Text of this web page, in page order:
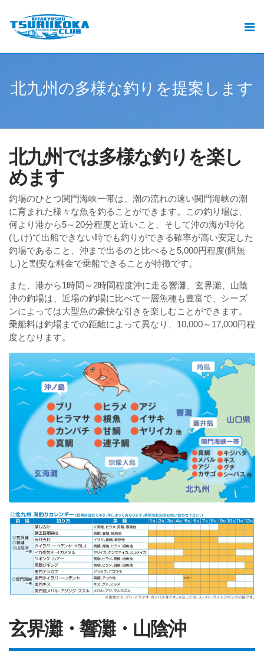
.
北九州 の多様な釣 り を提案 し ま す
北九州では多様な釣りを楽し
めます
釣場のひとつ関門海峡一帯は、潮の流れの速い関門海峡の潮
に育まれた様々な魚を釣ることができます。この釣り場は、
何より港から5～20分程度と近いこと、そして沖の海が時化
(しけ)て出船できない時でも釣りができる確率が高い安定した
釣場であること、沖まで出るのと比べると5,000円程度(餌無
し)と割安な料金で乗船できることが特徴です。
また、港から1時間～2時間程度沖に走る響灘、玄界灘、山陰
沖の釣場は、近場の釣場に比べて一層魚種も豊富で、シーズ
ンによっては大型魚の豪快な引きを楽しむことができます。
乗船料は釣場までの距離によって異なり、10,000～17,000円程
度となります。
玄界灘・響灘・山陰沖
ブログ
加盟遊漁船情報
お問い合せ